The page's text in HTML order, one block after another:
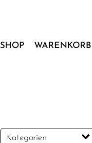
SHOP WARENKORB
Kategorien